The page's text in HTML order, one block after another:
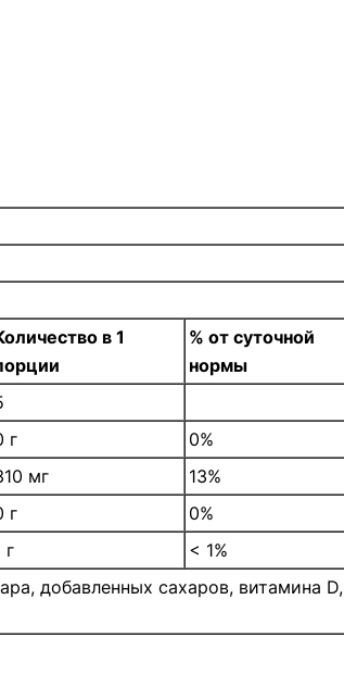
в 1
% от суточной
нормы
г
0%
мг
13%
г
0%
г
< 1%
добавленных сахаров, витамина D,